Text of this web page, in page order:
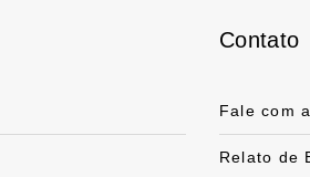
Contato
Fale com
Relato de